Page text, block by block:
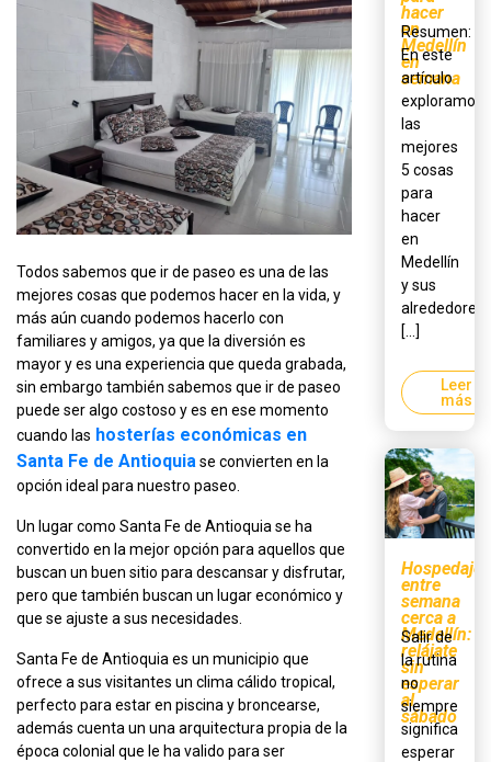
Todos sabemos que ir de paseo es una de las
mejores cosas que podemos hacer en la vida, y
más aún cuando podemos hacerlo con
familiares y amigos, ya que la diversión es
mayor y es una experiencia que queda grabada,
sin embargo también sabemos que ir de paseo
puede ser algo costoso y es en ese momento
cuando las hosterías económicas en
Santa Fe de Antioquiase convierten en la
opción ideal para nuestro paseo.
Un lugar como Santa Fe de Antioquia se ha
convertido en la mejor opción para aquellos que
buscan un buen sitio para descansar y disfrutar,
pero que también buscan un lugar económico y
que se ajuste a sus necesidades.
Santa Fe de Antioquia es un municipio que
ofrece a sus visitantes un clima cálido tropical,
perfecto para estar en piscina y broncearse,
además cuenta un una arquitectura propia de la
época colonial que le ha valido para ser
hacer
en
Medellín
en
semana
Resumen:
En este
artículo
exploramos
las
mejores
5 cosas
para
hacer
en
Medellín
y sus
alrededores,
[...]
Leer
más
Hospedaje
entre
semana
cerca a
Medellín:
relájate
sin
esperar
al
sábado
Salir de
la rutina
no
siempre
significa
esperar